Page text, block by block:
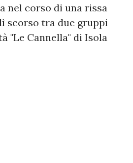
nel corso di una rissa
scorso tra due gruppi
"Le Cannella" di Isola